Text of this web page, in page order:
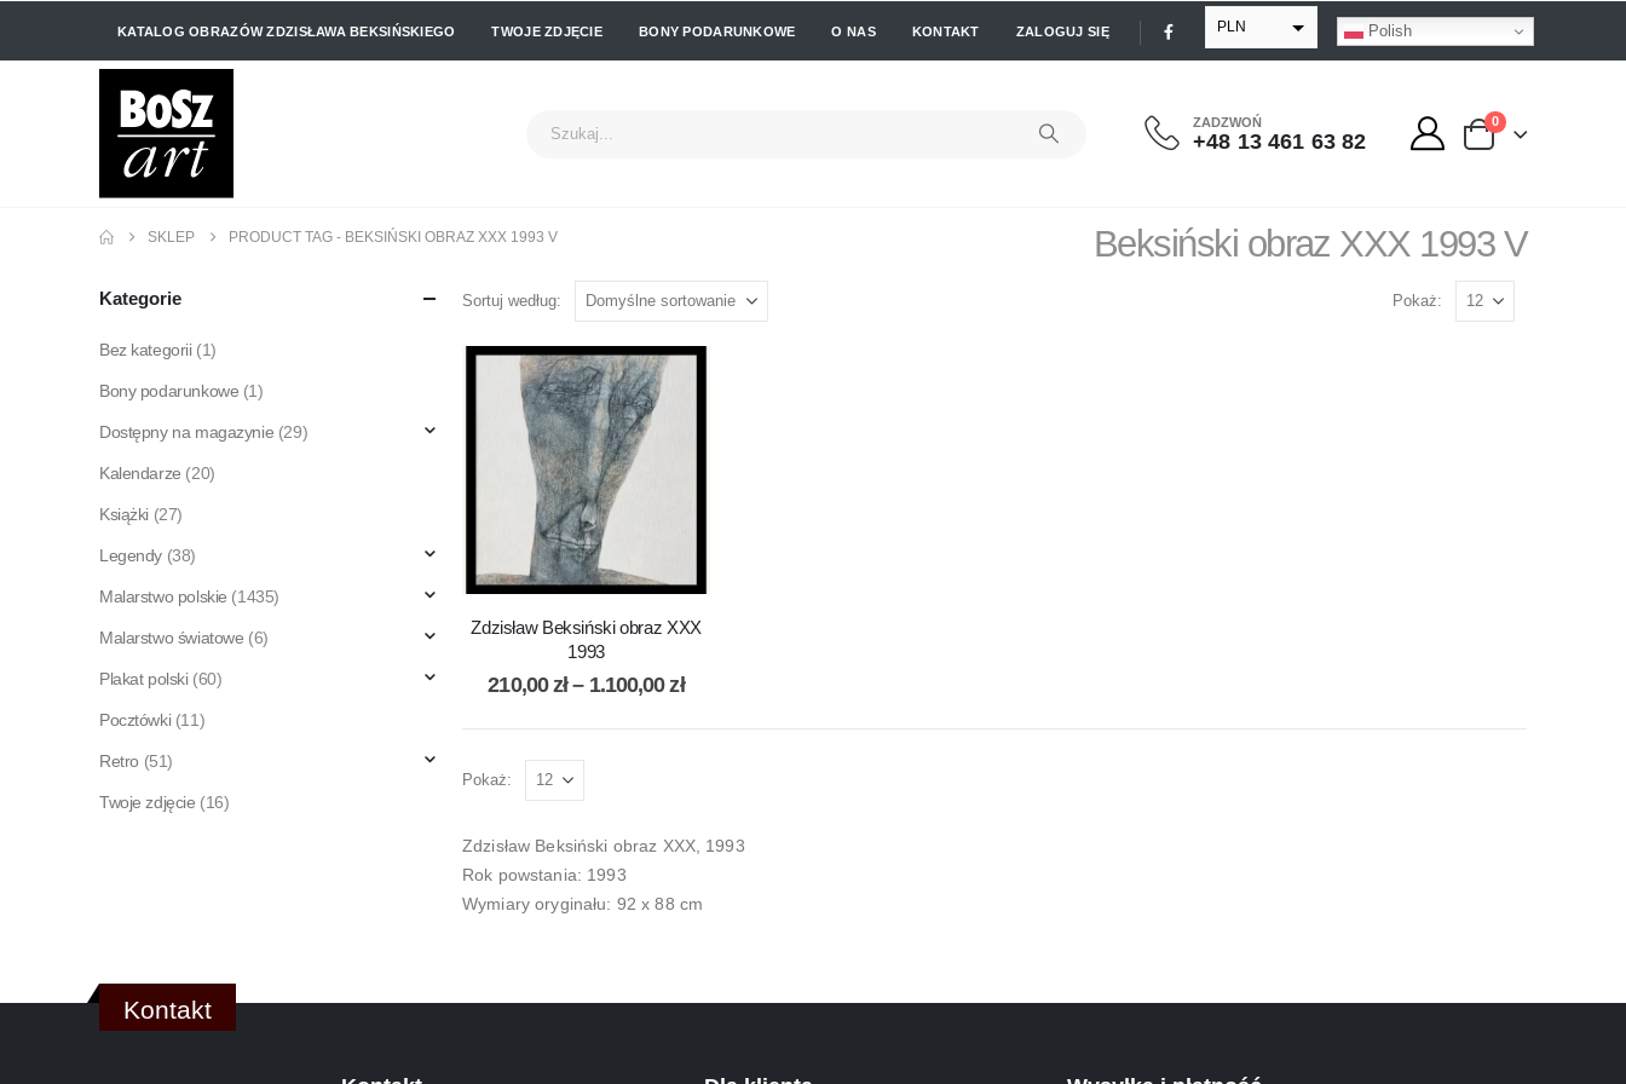
KATALOG OBRAZÓW ZDZISŁAWA BEKSIŃSKIEGO TWOJE ZDJĘCIE BONY PODARUNKOWE O NAS KONTAKT ZALOGUJ SIĘ PLN
GBP
Polish
ZADZWOŃ
+48 13 461 63 82
0
Beksiński obraz XXX 1993 V
SKLEP PRODUCT TAG - BEKSIŃSKI OBRAZ XXX 1993 V
Sortuj według: Pokaż:
Zdzisław Beksiński obraz XXX
1993
210,00zł – 1.100,00zł
Pokaż:
Zdzisław Beksiński obraz XXX, 1993
Rok powstania: 1993
Wymiary oryginału: 92 x 88 cm
Kategorie
Bez kategorii (1)
Bony podarunkowe (1)
Dostępny na magazynie (29)
Kalendarze (20)
Książki (27)
Legendy (38)
Malarstwo polskie (1435)
Malarstwo światowe (6)
Plakat polski (60)
Pocztówki (11)
Retro (51)
Twoje zdjęcie (16)
Kontakt